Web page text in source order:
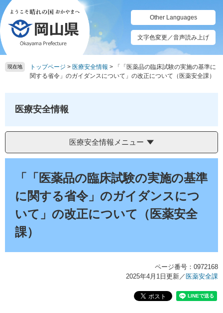
ペ
ー
ジ
の
先
頭
メ
ニ
ュ
ー
を
飛
Other Languages
文字色変更／音声読み上げ
現在地 トップページ > 医療安全情報 >
「「医薬品の臨床試験の実施の基準に
関する省令」のガイダンスについて」の改正について（医薬安全課）
医療安全情報
医療安全情報メニュー
「「医薬品の臨床試験の実施の基準
に関する省令」のガイダンスにつ
いて」の改正について（医薬安全
課）
ページ番号：0972168
2025年4月1日更新／ 医薬安全課